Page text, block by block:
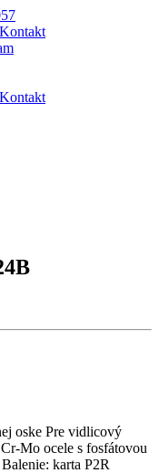
Kontakt
Kontakt
oske Pre vidlicový
Mo ocele s fosfátovou
karta P2R